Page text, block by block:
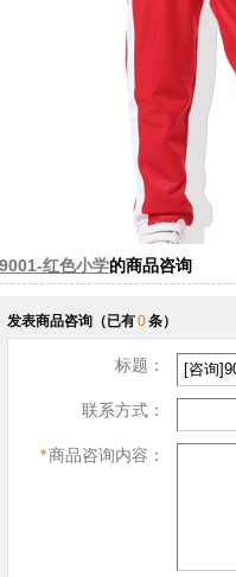
9001-红色小学的商品咨询
发表商品咨询 （已有0条）
标题：
联系方式：
*商品咨询内容：